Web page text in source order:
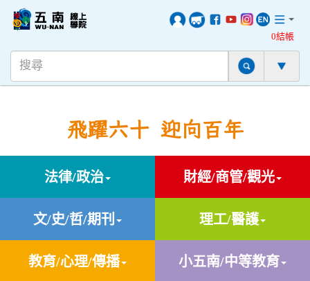
0結帳
飛躍六十 迎向百年
法律/政治 財經/商管/觀光
文/史/哲/期刊 理工/醫護
教育/心理/傳播 小五南/中等教育